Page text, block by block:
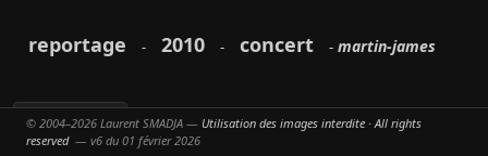
reportage - 2010 - concert - martin-james
Partager
© 2004–2026 Laurent SMADJA — Utilisation des images interdite · All rights
reserved— v6 du 01 février 2026